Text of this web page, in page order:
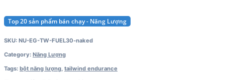
Top 20 sản phẩm bán chạy - Năng Lượng
SKU: NU-EG-TW-FUEL30-naked
Category: Năng Lượng
Tags: bột năng lượng tailwind endurance